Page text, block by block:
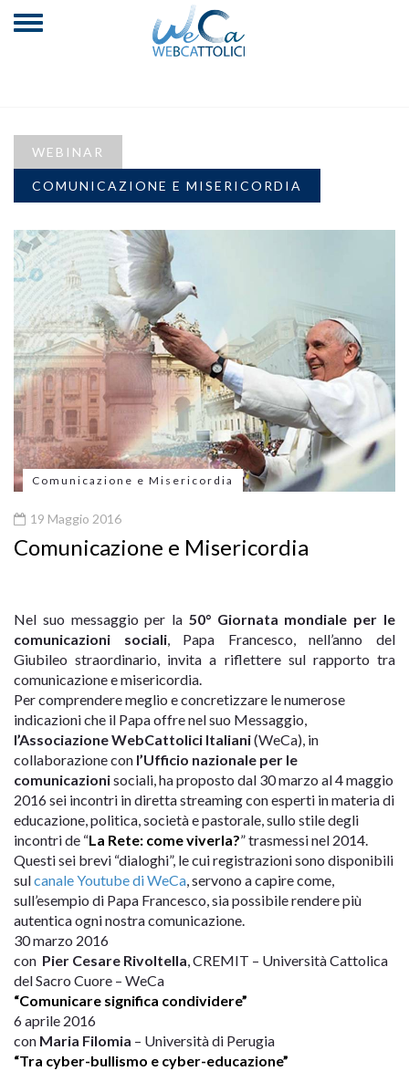
WEBINAR
COMUNICAZIONE E MISERICORDIA
Comunicazione e Misericordia
19 Maggio 2016
Comunicazione e Misericordia
Nel suo messaggio per la 50° Giornata mondiale per le
comunicazioni sociali, Papa Francesco, nell’anno del
Giubileo straordinario, invita a riflettere sul rapporto tra
comunicazione e misericordia.
Per comprendere meglio e concretizzare le numerose
indicazioni che il Papa offre nel suo Messaggio,
l’Associazione WebCattolici Italiani(WeCa), in
collaborazione con l’Ufficio nazionale per le
comunicazionisociali, ha proposto dal 30 marzo al 4 maggio
2016 sei incontri in diretta streaming con esperti in materia di
educazione, politica, società e pastorale, sullo stile degli
incontri de “La Rete: come viverla?” trasmessi nel 2014.
Questi sei brevi “dialoghi”, le cui registrazioni sono disponibili
sulcanale Youtube di WeCa, servono a capire come,
sull’esempio di Papa Francesco, sia possibile rendere più
autentica ogni nostra comunicazione.
30 marzo 2016
con Pier Cesare Rivoltella, CREMIT – Università Cattolica
del Sacro Cuore – WeCa
“Comunicare significa condividere”
6 aprile 2016
con Maria Filomia – Università di Perugia
“Tra cyber-bullismo e cyber-educazione”